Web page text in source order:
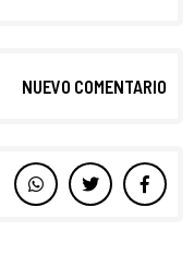
NUEVO COMENTARIO